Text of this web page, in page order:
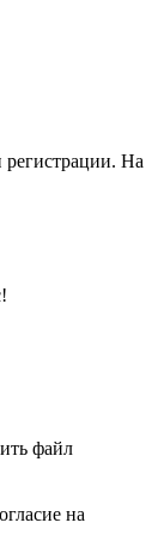
регистрации. На
файл
на